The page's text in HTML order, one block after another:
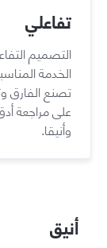
تفاعلي
التصميم
الخدمة
تصنع الفارق
على مراجعة
وأنيقا.
أنيق